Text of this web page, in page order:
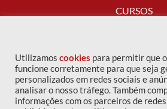
CURSOS
FALE
Utilizamos cookies para permitir que
funcione corretamente para que seja
personalizados em redes sociais e
analisar o nosso tráfego. Também
informações com os parceiros de